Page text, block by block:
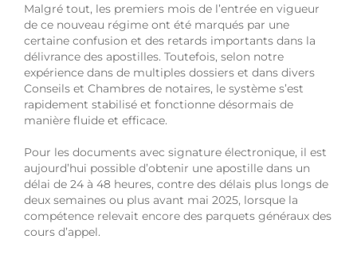
Malgré tout, les premiers mois de l’entrée en vigueur
de ce nouveau régime ont été marqués par une
certaine confusion et des retards importants dans la
délivrance des apostilles. Toutefois, selon notre
expérience dans de multiples dossiers et dans divers
Conseils et Chambres de notaires, le système s’est
rapidement stabilisé et fonctionne désormais de
manière fluide et efficace.
Pour les documents avec signature électronique, il est
aujourd’hui possible d’obtenir une apostille dans un
délai de 24 à 48 heures, contre des délais plus longs de
deux semaines ou plus avant mai 2025, lorsque la
compétence relevait encore des parquets généraux des
cours d’appel.